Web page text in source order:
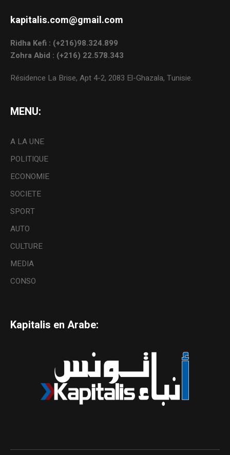
kapitalis.com@gmail.com
Ridha Kefi : (+216)98.324.899
Zohra Abid : (+216) 22.578.343
Résidence La Brise, Apt 4-2, 2083 El-Ghazala, Tunisie.
MENU:
A LA UNE
POLITIQUE
ECONOMIE
SOCIETE
SPORT
AUTO
CULTURE
MEDIA
CONSO
Kapitalis en Arabe: